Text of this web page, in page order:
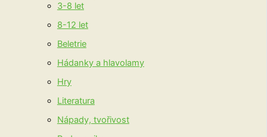
3-8 let
8-12 let
Beletrie
Hádanky a hlavolamy
Hry
Literatura
Nápady, tvořivost